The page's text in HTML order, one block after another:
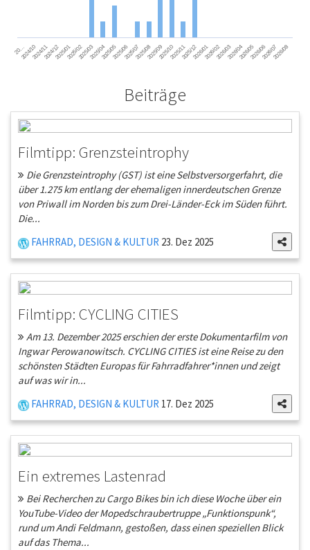
20…2024/102024/112024/122025/012025/022025/032025/042025/052025/062025/072025/082025/092025/102025/112025/122026/012026/022026/032026/042026/052026/062026/072026/08
Beiträge
Filmtipp: Grenzsteintrophy
Die Grenzsteintrophy (GST) ist eine Selbstversorgerfahrt, die
über 1.275 km entlang der ehemaligen innerdeutschen Grenze
von Priwall im Norden bis zum Drei-Länder-Eck im Süden führt.
Die...
FAHRRAD, DESIGN & KULTUR 23. Dez 2025
Filmtipp: CYCLING CITIES
Am 13. Dezember 2025 erschien der erste Dokumentarfilm von
Ingwar Perowanowitsch. CYCLING CITIES ist eine Reise zu den
schönsten Städten Europas für Fahrradfahrer*innen und zeigt
auf was wir in...
FAHRRAD, DESIGN & KULTUR 17. Dez 2025
Ein extremes Lastenrad
Bei Recherchen zu Cargo Bikes bin ich diese Woche über ein
YouTube-Video der Mopedschraubertruppe „Funktionspunk“,
rund um Andi Feldmann, gestoßen, dass einen speziellen Blick
auf das Thema...